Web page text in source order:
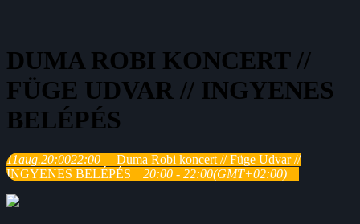
DUMA ROBI KONCERT //
FÜGE UDVAR // INGYENES
BELÉPÉS
11aug.20:0022:00
Duma Robi koncert // Füge Udvar //
INGYENES BELÉPÉS
20:00 - 22:00(GMT+02:00)